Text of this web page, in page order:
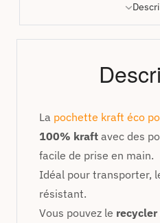
La pochette kraft éco
100% kraft avec des
facile de prise en main.
Idéal pour transporter,
résistant.
Vous pouvez le recycler